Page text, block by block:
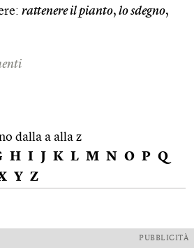
rattenere il pianto, lo sdegno,
dalla a alla z
H I J K L M N O P Q
Y Z
PUBBLICITÀ